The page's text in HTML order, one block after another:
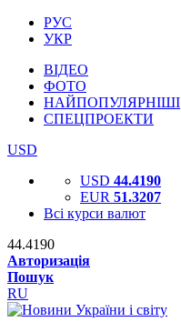
РУС
УКР
ВІДЕО
ФОТО
НАЙПОПУЛЯРНІШІ
СПЕЦПРОЕКТИ
USD
USD 44.4190
EUR 51.3207
Всі курси валют
44.4190
Авторизація
Пошук
RU